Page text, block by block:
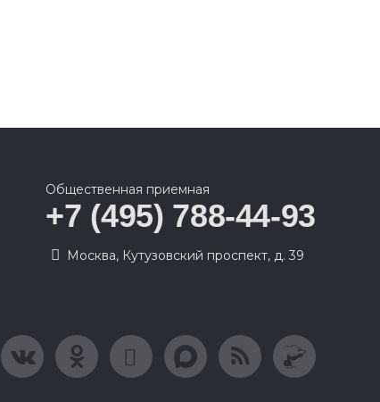
Общественная приемная
+7 (495) 788-44-93
Москва, Кутузовский проспект, д. 39